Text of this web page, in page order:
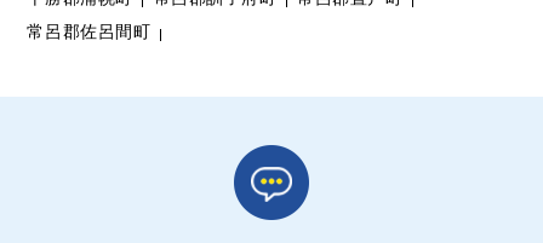
常呂郡佐呂間町